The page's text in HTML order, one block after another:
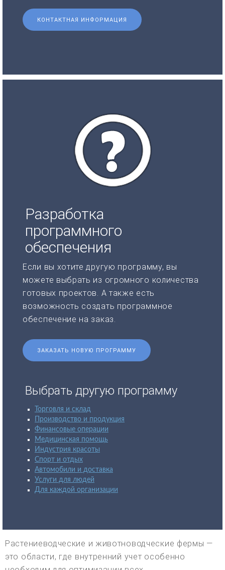
КОНТАКТНАЯ ИНФОРМАЦИЯ
Разработка
программного
обеспечения
Если вы хотите другую программу, вы
можете выбрать из огромного количества
готовых проектов. А также есть
возможность создать программное
обеспечение на заказ.
ЗАКАЗАТЬ НОВУЮ ПРОГРАММУ
Выбрать другую программу
Торговля и склад
Производство и продукция
Финансовые операции
Медицинская помощь
Индустрия красоты
Спорт и отдых
Автомобили и доставка
Услуги для людей
Для каждой организации
Растениеводческие и животноводческие фермы —
это области, где внутренний учет особенно